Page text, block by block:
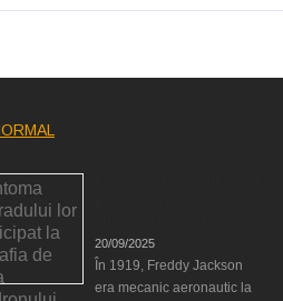
20/09/2025
În 1919, Freddy Jackson
era mecanic aeronautic la